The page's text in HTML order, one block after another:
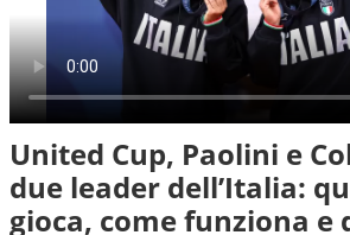
United Cup, Paolini e
due leader dell’Italia:
gioca, come funziona e